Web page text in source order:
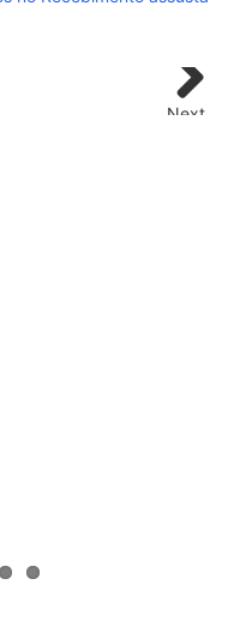
Governo com 228
de resultados
Next